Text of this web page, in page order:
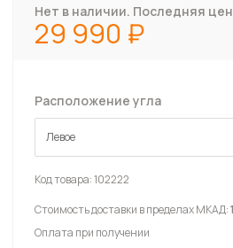
Нет в наличии. Последняя
29 990
Расположение угла
Левое
Левое
Код товара:102222
Стоимость доставки в пределах МКАД:
Оплата при получении